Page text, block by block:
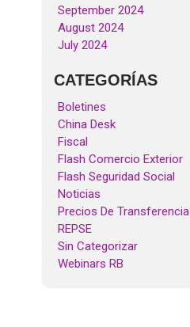
September 2024
August 2024
July 2024
CATEGORÍAS
Boletines
China Desk
Fiscal
Flash Comercio Exterior
Flash Seguridad Social
Noticias
Precios De Transferencia
REPSE
Sin Categorizar
Webinars RB